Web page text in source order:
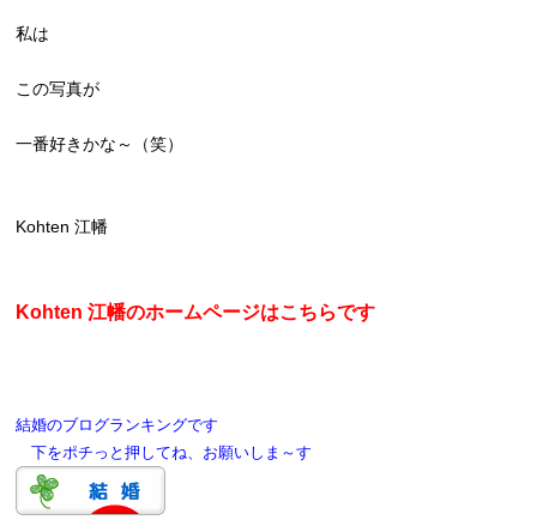
私は
この写真が
一番好きかな～（笑）
Kohten 江幡
Kohten 江幡のホームページはこちらです
結婚のブログランキングです
下をポチっと押してね、お願いしま～す